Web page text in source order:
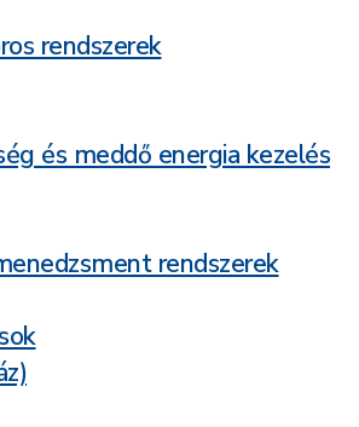
rendszerek
és meddő energia kezelés
rendszerek